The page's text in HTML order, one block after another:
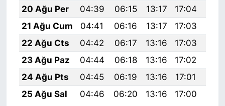
20 Ağu Per
04:39 06:15 13:17 17:04
21 Ağu Cum
04:41 06:16 13:17 17:03
22 Ağu Cts
04:42 06:17 13:16 17:03
23 Ağu Paz
04:44 06:18 13:16 17:02
24 Ağu Pts
04:45 06:19 13:16 17:01
25 Ağu Sal
04:46 06:20 13:16 17:00